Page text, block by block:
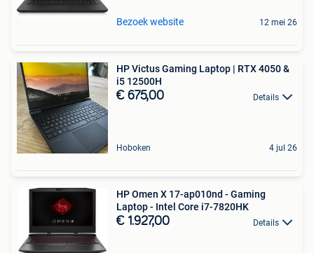
Bezoek website 12 mei 26
HP Victus Gaming Laptop | RTX 4050 &
i5 12500H
€ 675,00 Details
Hoboken 4 jul 26
HP Omen X 17-ap010nd - Gaming
Laptop - Intel Core i7-7820HK
€ 1.927,00 Details